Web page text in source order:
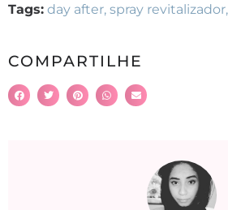
Tags: day after, spray revitalizador,
COMPARTILHE